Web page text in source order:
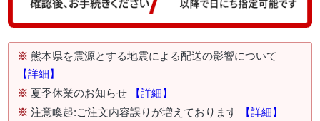
※ 熊本県を震源とする地震による配送の影響について
【詳細】
※ 夏季休業のお知らせ
【詳細】
※ 注意喚起:ご注文内容誤りが増えております 【詳細】